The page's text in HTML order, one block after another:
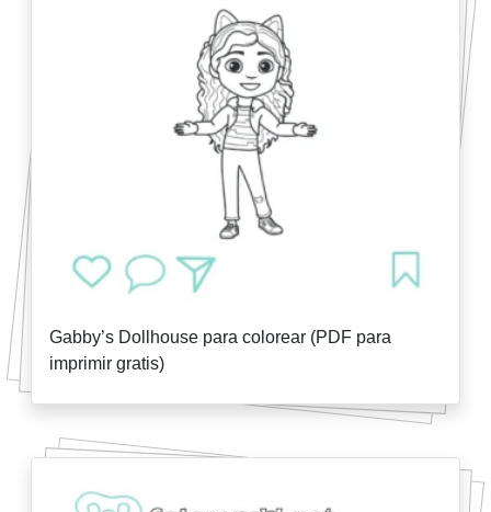
Gabby’s Dollhouse para colorear (PDF para
imprimir gratis)